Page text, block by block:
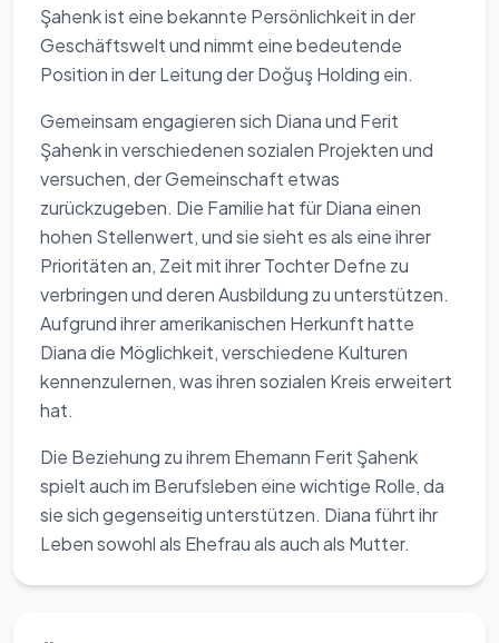
Şahenk ist eine bekannte Persönlichkeit in der
Geschäftswelt und nimmt eine bedeutende
Position in der Leitung der Doğuş Holding ein.
Gemeinsam engagieren sich Diana und Ferit
Şahenk in verschiedenen sozialen Projekten und
versuchen, der Gemeinschaft etwas
zurückzugeben. Die Familie hat für Diana einen
hohen Stellenwert, und sie sieht es als eine ihrer
Prioritäten an, Zeit mit ihrer Tochter Defne zu
verbringen und deren Ausbildung zu unterstützen.
Aufgrund ihrer amerikanischen Herkunft hatte
Diana die Möglichkeit, verschiedene Kulturen
kennenzulernen, was ihren sozialen Kreis erweitert
hat.
Die Beziehung zu ihrem Ehemann Ferit Şahenk
spielt auch im Berufsleben eine wichtige Rolle, da
sie sich gegenseitig unterstützen. Diana führt ihr
Leben sowohl als Ehefrau als auch als Mutter.